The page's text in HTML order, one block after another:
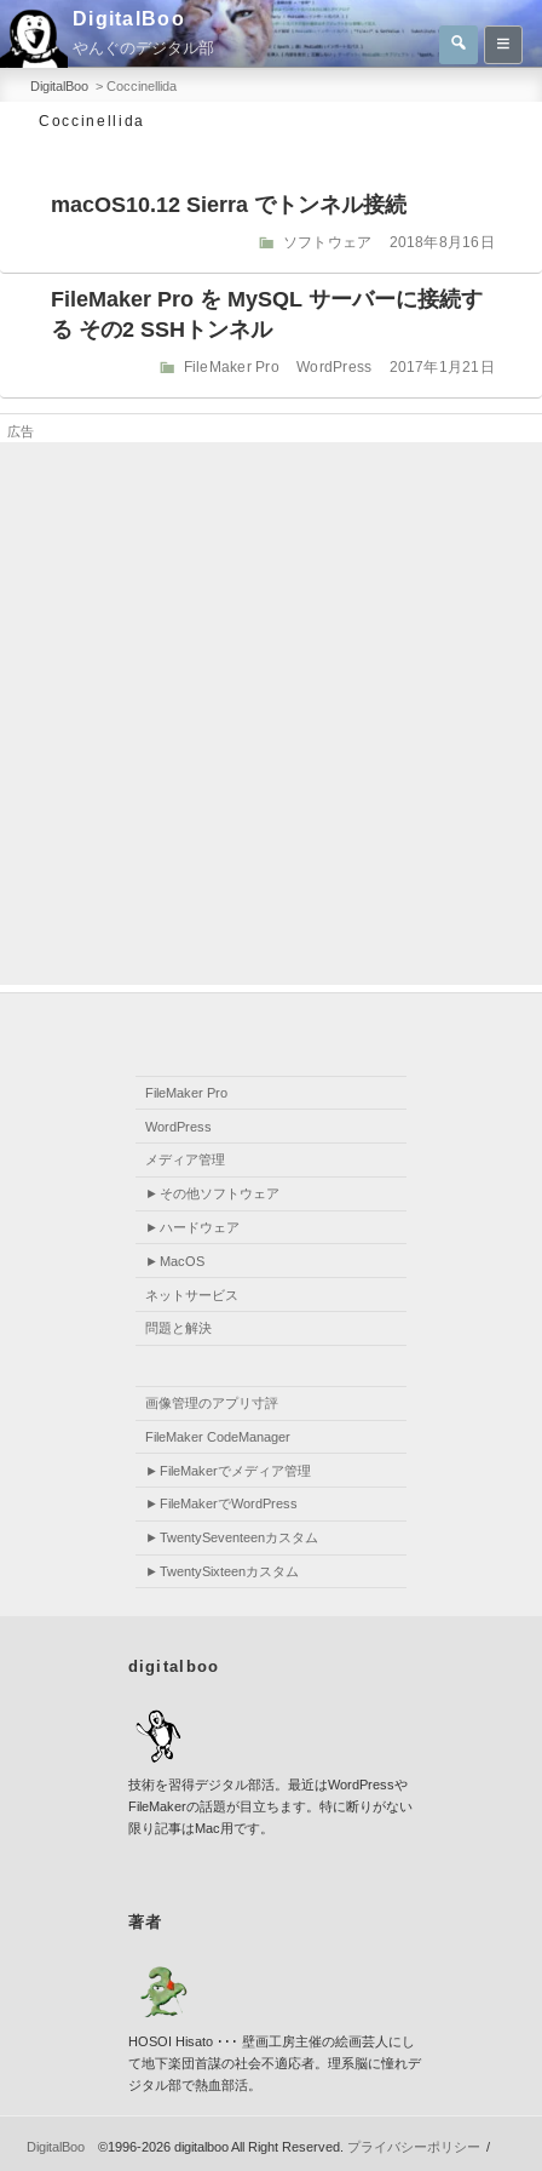
コ
ン
DigitalBoo
やんぐのデジタル部
検
検
索
DigitalBoo > Coccinellida
Coccinellida
macOS10.12 Sierra でトンネル接続
カ
リ
ソフトウェア
投2018年8月16日
FileMaker Pro を MySQL サーバーに接続す
る その2 SSHトンネル
カ
ゴ
FileMaker Pro WordPress
投
日:
2017年1月21日
FileMaker Pro
WordPress
メディア管理
その他ソフトウェア
ハードウェア
MacOS
ネットサービス
問題と解決
画像管理のアプリ寸評
FileMaker CodeManager
FileMakerでメディア管理
FileMakerでWordPress
TwentySeventeenカスタム
TwentySixteenカスタム
digitalboo
技術を習得デジタル部活。最近はWordPressや
FileMakerの話題が目立ちます。特に断りがない
限り記事はMac用です。
著者
HOSOI Hisato ･･･ 壁画工房主催の絵画芸人にし
て地下楽団首謀の社会不適応者。理系脳に憧れデ
ジタル部で熱血部活。
DigitalBoo ©1996-2026 digitalboo All Right Reserved. プライバシーポリシー